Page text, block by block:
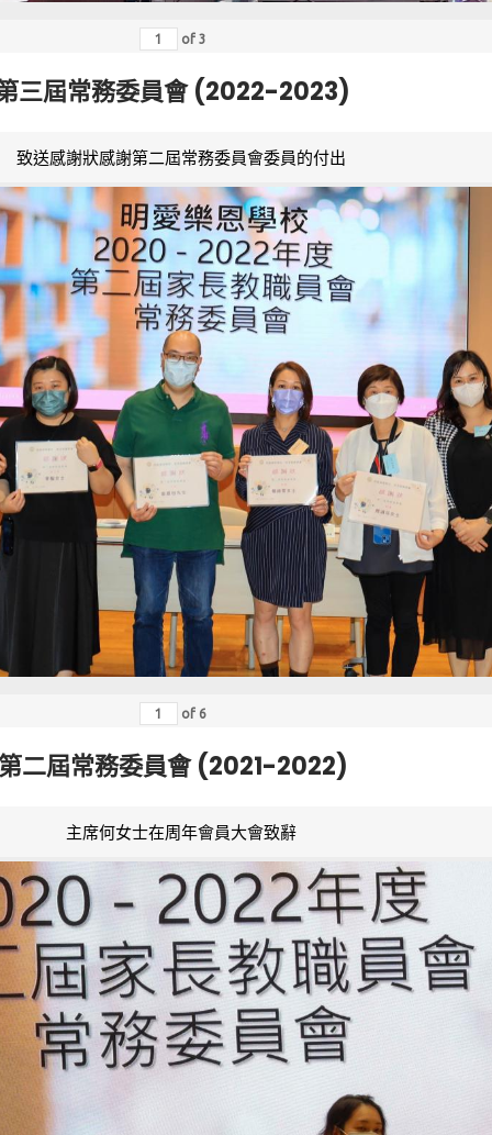
of 3
三屆常務委員會 (2022-2023)
致送感謝狀感謝第二屆常務委員會委員的付出
of 6
二屆常務委員會 (2021-2022)
主席何女士在周年會員大會致辭